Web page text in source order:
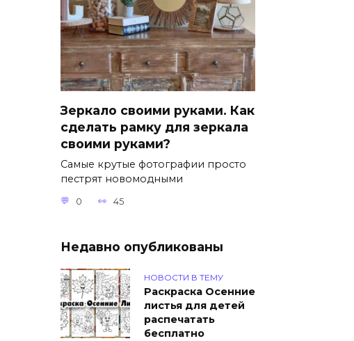
Зеркало своими руками. Как
сделать рамку для зеркала
своими руками?
Самые крутые фотографии просто
пестрят новомодными
0 45
Недавно опубликованы
НОВОСТИ В ТЕМУ
Раскраска Осенние
листья для детей
распечатать
бесплатно